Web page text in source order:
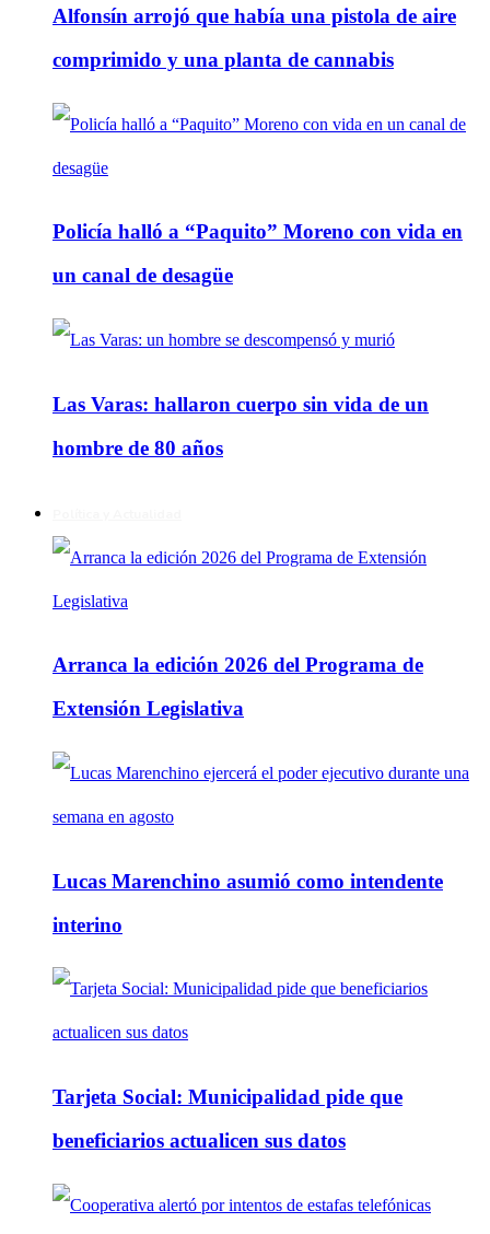
Alfonsín arrojó que había una pistola de aire
comprimido y una planta de cannabis
Policía halló a “Paquito” Moreno con vida en
un canal de desagüe
Las Varas: hallaron cuerpo sin vida de un
hombre de 80 años
Arranca la edición 2026 del Programa de
Extensión Legislativa
Lucas Marenchino asumió como intendente
interino
Tarjeta Social: Municipalidad pide que
beneficiarios actualicen sus datos